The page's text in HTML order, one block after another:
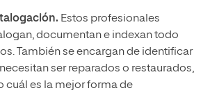
Estos profesionales
documentan e indexan todo
También se encargan de identificar
ser reparados o restaurados,
cuál es la mejor forma de